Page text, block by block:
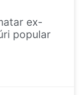
ex-
popular